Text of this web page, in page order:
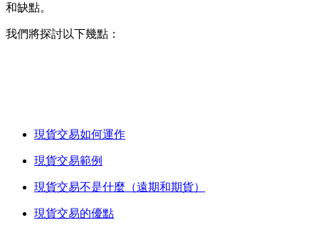
和缺點。
我們將探討以下幾點：
現貨交易如何運作
現貨交易範例
現貨交易不是什麼（遠期和期貨）
現貨交易的優點